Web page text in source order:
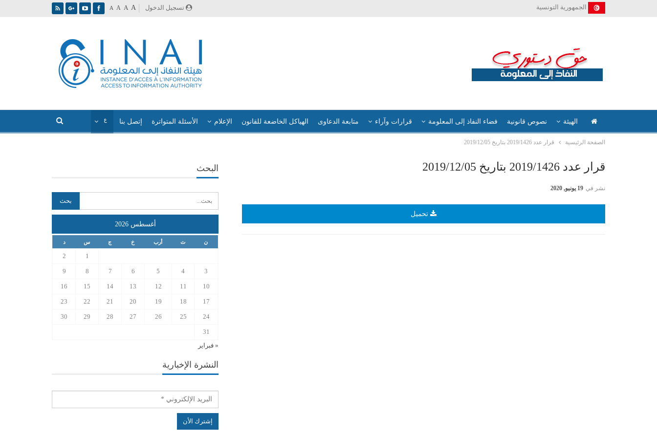
تسجيل الدخول A A A A الجمهورية التونسية
الهيئة نصوص قانونية فضاء النفاذ إلى المعلومة قرارات وآراء متابعة الدعاوى الهياكل الخاضعة للقانون الإعلام الأسئلة المتواترة إتصل بنا
الصفحة الرئيسية قرار عدد 2019/1426 بتاريخ 2019/12/05
قرار عدد 2019/1426 بتاريخ 2019/12/05
نشر في 19 يونيو, 2020
تحميل
البحث
أغسطس 2026
ن ث أرب خ ج س د
1
2
3
4
5
6
7
8
9
10
11
12
13
14
15
16
17
18
19
20
21
22
23
24
25
26
27
28
29
30
31
« فبراير
النشرة الإخبارية